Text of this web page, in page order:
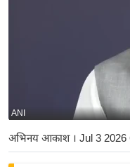
बि
ज़
ने
ANI
अभिनय आकाश। Jul 3 2026